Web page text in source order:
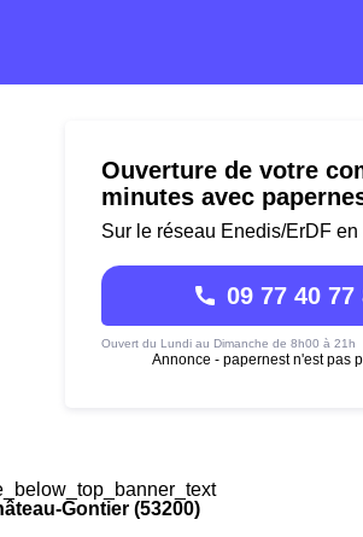
Ouverture de votre
minutes avec
Sur le réseau Enedis/ErDF
09 77 40 77
Ouvert du Lundi au Dimanche de 8h00 à 21h
Annonce - papernest n'est pas
Gontier (53200)